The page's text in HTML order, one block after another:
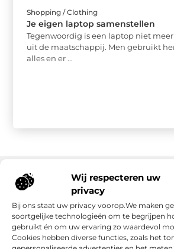
Wij respecteren uw
privacy
Bij ons staat uw privacy voorop.We maken
soortgelijke technologieën om te begrijpen
gebruikt én om uw ervaring zo waardevol
Cookies hebben diverse functies, zoals het
Shopping / Clothing
Je eigen laptop samenstellen
Tegenwoordig is een laptop niet
uit de maatschappij. Men gebruikt
alles en er ...
Onze informatie